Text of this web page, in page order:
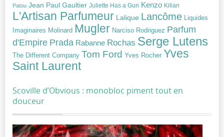
Patou Jean Paul Gaultier Juliette Has a Gun Kenzo Kilian
L'Artisan Parfumeur Lalique Lancôme
Liquides
Imaginaires Molinard Mugler Narciso Rodriguez Parfum
d'Empire Prada Rabanne Rochas Serge Lutens
The Different Company Tom Ford Yves Rocher Yves
Saint Laurent
Scoville d’Obvious : monobloc piment tout en
douceur